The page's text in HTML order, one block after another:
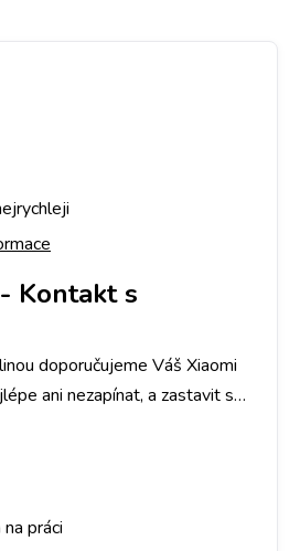
- Kontakt s
doporučujeme Váš Xiaomi
ani nezapínat, a zastavit se
co nejdříve to bude
poškodila. V některých
stačí samotná deoxidace. V
je třeba následná oprava.
práci